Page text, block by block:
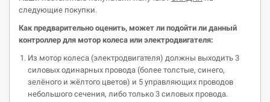
следующие покупки.
Как предварительно оценить, может ли подойти ли данный
контроллер для мотор колеса или электродвигателя:
Из мотор колеса (электродвигателя) должны выходить 3
силовых одинарных провода (более толстые, синего,
зелёного и жёлтого цветов) и 5 управляющих проводов
небольшого сечения, либо только 3 силовых провода.